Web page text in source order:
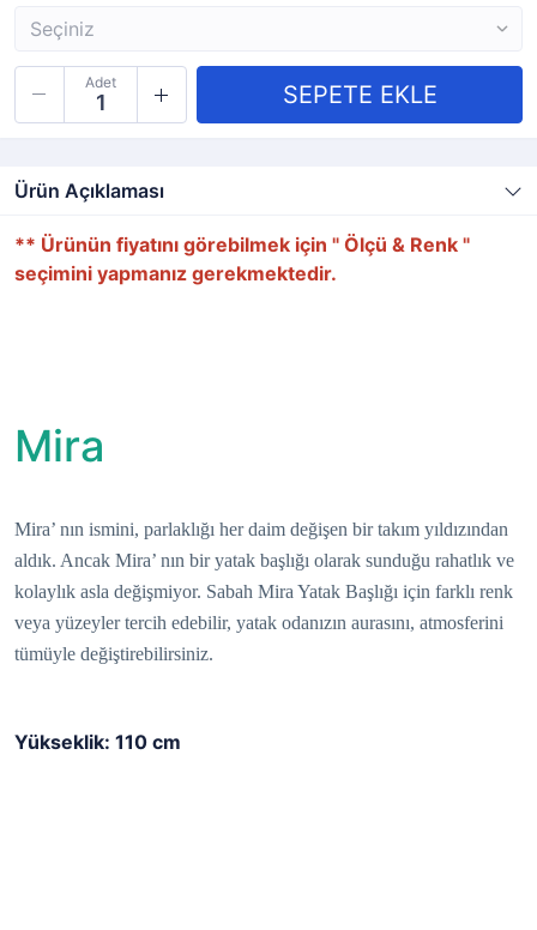
Adet
Ürün Açıklaması
** Ürünün fiyatını görebilmek için " Ölçü & Renk "
seçimini yapmanız gerekmektedir.
Mira
Mira’ nın ismini, parlaklığı her daim değişen bir takım yıldızından
aldık. Ancak Mira’ nın bir yatak başlığı olarak sunduğu rahatlık ve
kolaylık asla değişmiyor. Sabah Mira Yatak Başlığı için farklı renk
veya yüzeyler tercih edebilir, yatak odanızın aurasını, atmosferini
tümüyle değiştirebilirsiniz.
Yükseklik: 110 cm